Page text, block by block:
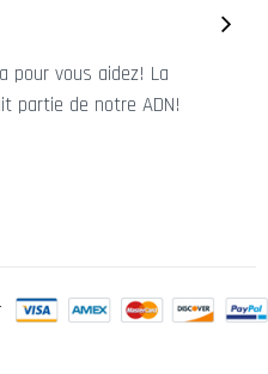
pour vous aidez! La
partie de notre ADN!